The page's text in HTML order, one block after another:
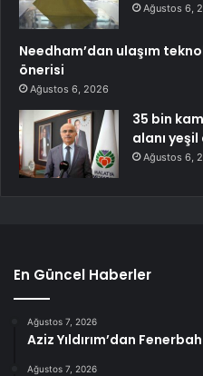
Ağustos 6,
Needham’dan ulaşım
önerisi
Ağustos 6, 2026
35 bin
alanı
Ağustos 6,
En Güncel Haberler
Ağustos 7, 2026
Aziz Yıldırım’dan
Ağustos 7, 2026